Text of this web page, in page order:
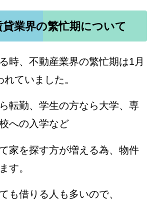
貸業界の繁忙期について
時、不動産業界の繁忙期は1月
ていました。
転勤、学生の方なら大学、専
への入学など
家を探す方が増える為、物件
す。
も借りる人も多いので、